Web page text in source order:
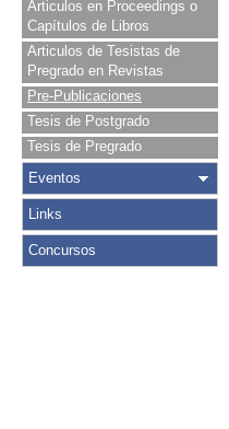
Articulos en Proceedings o
Capítulos de Libros
Articulos de Tesistas de
Pregrado en Revistas
Pre-Publicaciones
Tesis de Postgrado
Tesis de Pregrado
Eventos
Links
Concursos